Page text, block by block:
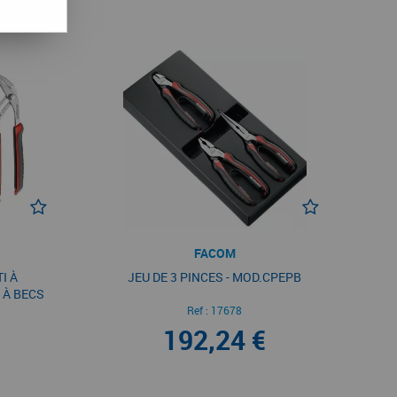
À
BECS
-
FACOM
JEU DE 3 PINCES - MOD.CPEPB
Ref : 17678
192,24 €